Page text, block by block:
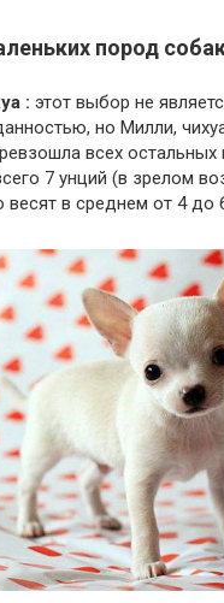
пород
: этот выбор не
но Милли,
всех остальных
7 унций (в зрелом
весят в среднем от 4 до